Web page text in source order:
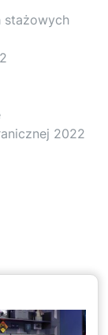
stażowych
2022